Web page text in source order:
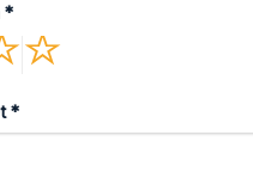
*
*